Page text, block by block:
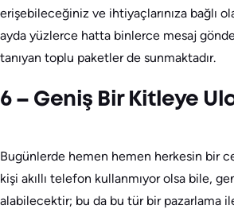
erişebileceğiniz ve ihtiyaçlarınıza bağlı
ayda yüzlerce hatta binlerce mesaj
tanıyan toplu paketler de sunmaktadır.
6 – Geniş Bir Kitleye
Bugünlerde hemen hemen herkesin bir
kişi akıllı telefon kullanmıyor olsa bile,
alabilecektir; bu da bu tür bir pazarlama